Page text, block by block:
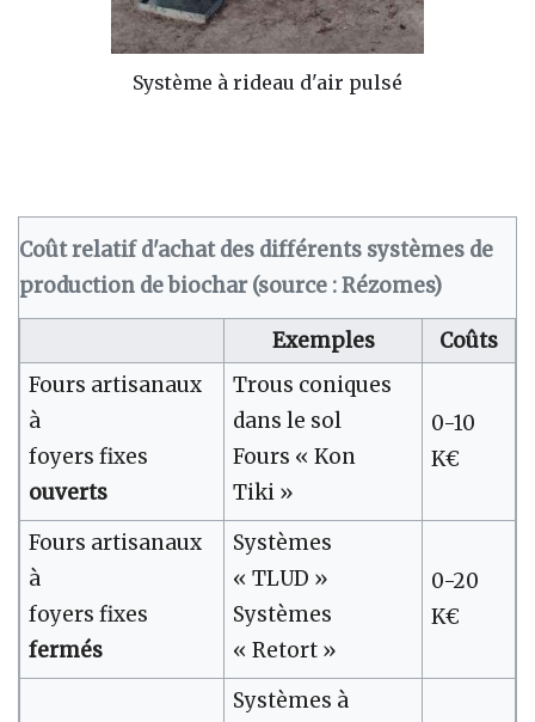
Système à rideau d'air pulsé
Coût relatif d'achat des différents systèmes de
production de biochar (source : Rézomes)
Exemples
Coûts
Fours artisanaux
à
foyers fixes
ouverts
Trous coniques
dans le sol
Fours « Kon
Tiki »
0-10
K€
Fours artisanaux
à
foyers fixes
fermés
Systèmes
« TLUD »
Systèmes
« Retort »
0-20
K€
Systèmes à